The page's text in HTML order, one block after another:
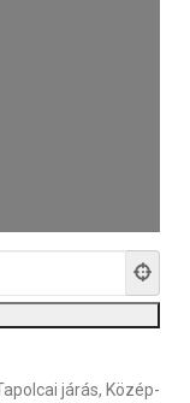
járás, Közép-